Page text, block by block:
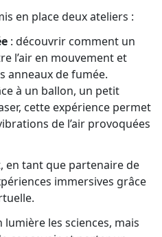
en place deux ateliers :
: découvrir comment un
l’air en mouvement et
anneaux de fumée.
à un ballon, un petit
cette expérience permet
de l’air provoquées
en tant que partenaire de
immersives grâce
les sciences, mais